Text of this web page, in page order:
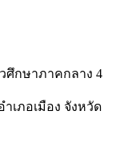
ศึกษาภาคกลาง 4
เภอเมือง จังหวัด